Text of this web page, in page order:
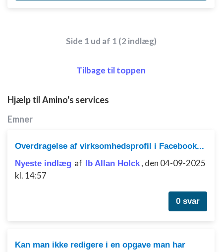
Side 1 ud af 1 (2 indlæg)
Tilbage til toppen
Hjælp til Amino's services
Emner
Overdragelse af virksomhedsprofil i Facebook...
Nyeste indlæg af Ib Allan Holck , den 04-09-2025
kl. 14:57
0 svar
Kan man ikke redigere i en opgave man har